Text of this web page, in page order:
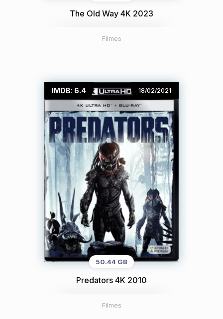
The Old Way 4K 2023
Filmes
IMDB: 6.4 18/02/2021
50.44 GB
Predators 4K 2010
Filmes